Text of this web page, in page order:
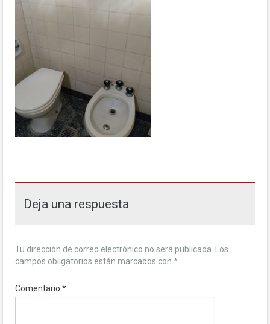
Deja una respuesta
Tu dirección de correo electrónico no será publicada.
Los
campos obligatorios están marcados con *
Comentario *